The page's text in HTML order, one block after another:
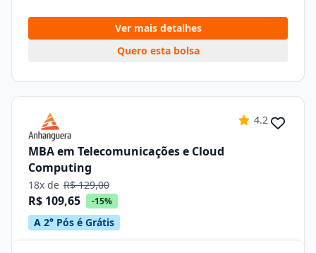
Ver mais detalhes
Quero esta bolsa
4.2
MBA em Telecomunicações e Cloud
Computing
18x de R$ 129,00
R$ 109,65 -15%
A 2° Pós é Grátis